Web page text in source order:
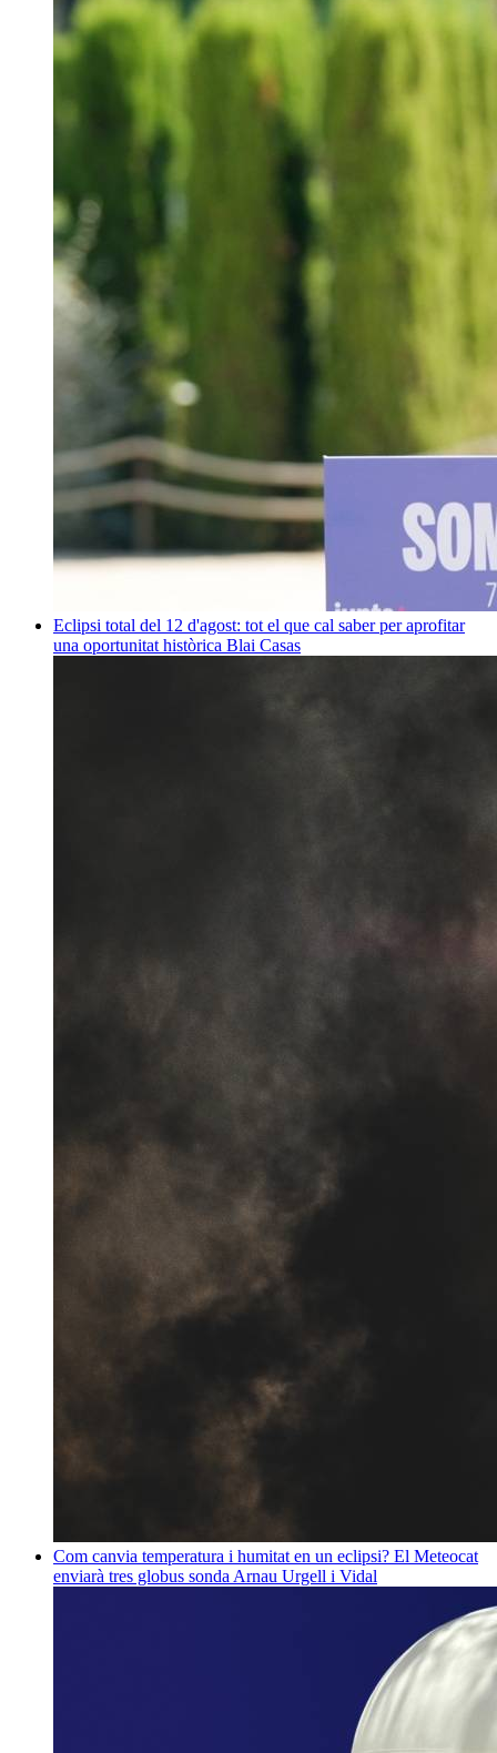
Eclipsi total del 12 d'agost: tot el que cal saber per aprofitar
una oportunitat històrica Blai Casas
Com canvia temperatura i humitat en un eclipsi? El Meteocat
enviarà tres globus sonda Arnau Urgell i Vidal